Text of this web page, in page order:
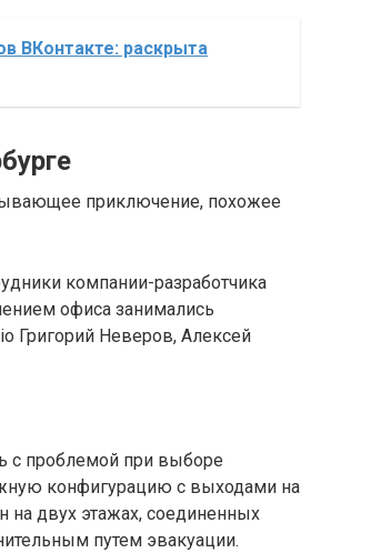
ВКонтакте: раскрыта
приключение, похожее
компании-разработчика
офиса занимались
Григорий Неверов, Алексей
с проблемой при выборе
конфигурацию с выходами на
на двух этажах, соединенных
путем эвакуации.